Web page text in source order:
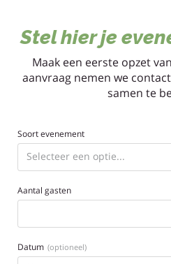
Stel hier je
Maak een eerste opzet
aanvraag nemen we
samen te
Soort evenement
Aantal gasten
Datum (optioneel)